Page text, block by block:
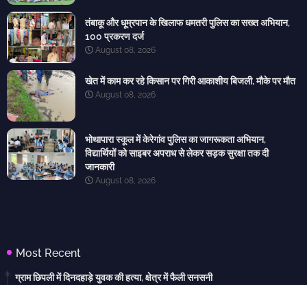
तंबाकू और धूम्रपान के खिलाफ धमतरी पुलिस का सख्त अभियान,
100 प्रकरण दर्ज
August 08, 2026
खेत में काम कर रहे किसान पर गिरी आकाशीय बिजली, मौके पर मौत
August 08, 2026
भोथापारा स्कूल में केरेगांव पुलिस का जागरूकता अभियान,
विद्यार्थियों को साइबर अपराध से लेकर सड़क सुरक्षा तक दी
जानकारी
August 08, 2026
Most Recent
ग्राम छिपली में दिनदहाड़े युवक की हत्या, क्षेत्र में फैली सनसनी